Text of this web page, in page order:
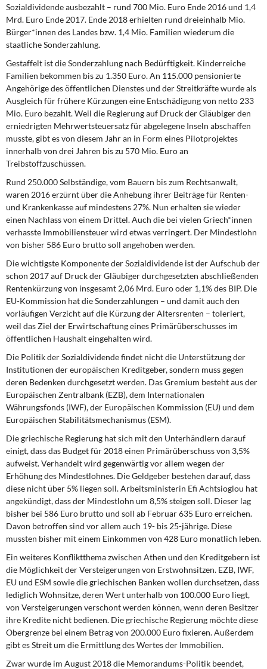
Sozialdividende ausbezahlt – rund 700 Mio. Euro Ende 2016 und 1,4
Mrd. Euro Ende 2017. Ende 2018 erhielten rund dreieinhalb Mio.
Bürger*innen des Landes bzw. 1,4 Mio. Familien wiederum die
staatliche Sonderzahlung.
Gestaffelt ist die Sonderzahlung nach Bedürftigkeit. Kinderreiche
Familien bekommen bis zu 1.350 Euro. An 115.000 pensionierte
Angehörige des öffentlichen Dienstes und der Streitkräfte wurde als
Ausgleich für frühere Kürzungen eine Entschädigung von netto 233
Mio. Euro bezahlt. Weil die Regierung auf Druck der Gläubiger den
erniedrigten Mehrwertsteuersatz für abgelegene Inseln abschaffen
musste, gibt es von diesem Jahr an in Form eines Pilotprojektes
innerhalb von drei Jahren bis zu 570 Mio. Euro an
Treibstoffzuschüssen.
Rund 250.000 Selbständige, vom Bauern bis zum Rechtsanwalt,
waren 2016 erzürnt über die Anhebung ihrer Beiträge für Renten-
und Krankenkasse auf mindestens 27%. Nun erhalten sie wieder
einen Nachlass von einem Drittel. Auch die bei vielen Griech*innen
verhasste Immobiliensteuer wird etwas verringert. Der Mindestlohn
von bisher 586 Euro brutto soll angehoben werden.
Die wichtigste Komponente der Sozialdividende ist der Aufschub der
schon 2017 auf Druck der Gläubiger durchgesetzten abschließenden
Rentenkürzung von insgesamt 2,06 Mrd. Euro oder 1,1% des BIP. Die
EU-Kommission hat die Sonderzahlungen – und damit auch den
vorläufigen Verzicht auf die Kürzung der Altersrenten – toleriert,
weil das Ziel der Erwirtschaftung eines Primärüberschusses im
öffentlichen Haushalt eingehalten wird.
Die Politik der Sozialdividende findet nicht die Unterstützung der
Institutionen der europäischen Kreditgeber, sondern muss gegen
deren Bedenken durchgesetzt werden. Das Gremium besteht aus der
Europäischen Zentralbank (EZB), dem Internationalen
Währungsfonds (IWF), der Europäischen Kommission (EU) und dem
Europäischen Stabilitätsmechanismus (ESM).
Die griechische Regierung hat sich mit den Unterhändlern darauf
einigt, dass das Budget für 2018 einen Primärüberschuss von 3,5%
aufweist. Verhandelt wird gegenwärtig vor allem wegen der
Erhöhung des Mindestlohnes. Die Geldgeber bestehen darauf, dass
diese nicht über 5% liegen soll. Arbeitsministerin Efi Achtsioglou hat
angekündigt, dass der Mindestlohn um 8,5% steigen soll. Dieser lag
bisher bei 586 Euro brutto und soll ab Februar 635 Euro erreichen.
Davon betroffen sind vor allem auch 19- bis 25-jährige. Diese
mussten bisher mit einem Einkommen von 428 Euro monatlich leben.
Ein weiteres Konfliktthema zwischen Athen und den Kreditgebern ist
die Möglichkeit der Versteigerungen von Erstwohnsitzen. EZB, IWF,
EU und ESM sowie die griechischen Banken wollen durchsetzen, dass
lediglich Wohnsitze, deren Wert unterhalb von 100.000 Euro liegt,
von Versteigerungen verschont werden können, wenn deren Besitzer
ihre Kredite nicht bedienen. Die griechische Regierung möchte diese
Obergrenze bei einem Betrag von 200.000 Euro fixieren. Außerdem
gibt es Streit um die Ermittlung des Wertes der Immobilien.
Zwar wurde im August 2018 die Memorandums-Politik beendet,